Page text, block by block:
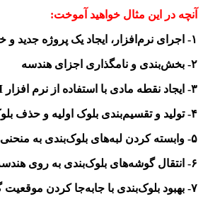
آنچه در این مثال خواهید آموخت:
۱- اجرای نرم‌افزار، ایجاد یک پروژه جدید و خواندن فایل هندسه
۲- بخش‌بندی و نامگذاری اجزای هندسه
۳- ایجاد نقطه مادی با استفاده از نرم افزار ICEM
۴- تولید و تقسیم‌بندی بلوک اولیه و حذف بلوک های اضافی
۵- وابسته کردن لبه‌های بلوک‌بندی به منحنی‌های هندسه
۶- انتقال گوشه‌های بلوک‌بندی به روی هندسه
۷- بهبود بلوک‌بندی با جابه‌جا کردن موقعیت گوشه‌ها